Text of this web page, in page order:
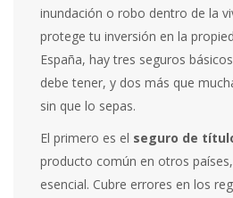
inundación o robo dentro de la
protege tu inversión en la
España, hay tres seguros
debe tener, y dos más que
sin que lo sepas.
El primero es el seguro de
producto común en otros
esencial. Cubre errores en los